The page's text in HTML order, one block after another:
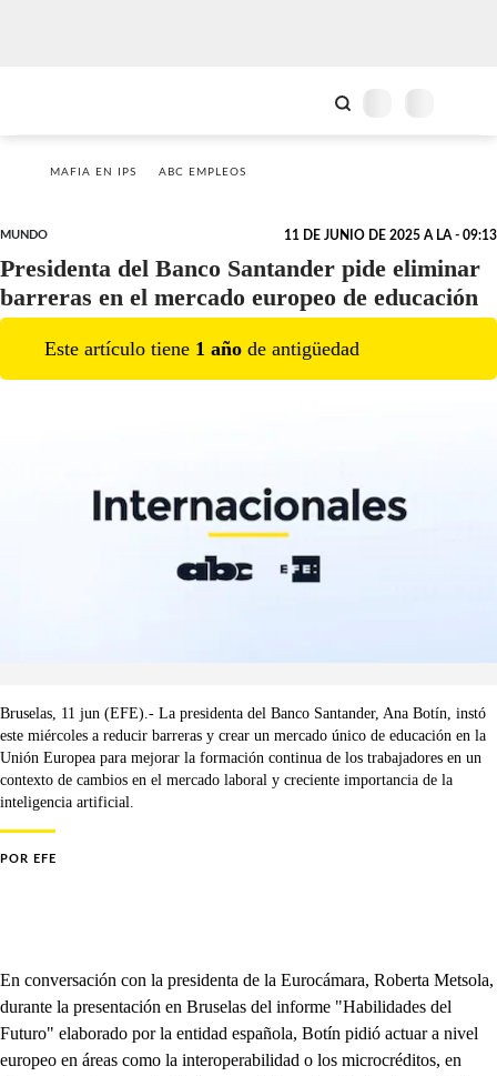
MAFIA EN IPS ABC EMPLEOS
MUNDO 11 DE JUNIO DE 2025 A LA - 09:13
Presidenta del Banco Santander pide eliminar
barreras en el mercado europeo de educación
Este artículo tiene 1 año de antigüedad
Bruselas, 11 jun (EFE).- La presidenta del Banco Santander, Ana Botín, instó
este miércoles a reducir barreras y crear un mercado único de educación en la
Unión Europea para mejorar la formación continua de los trabajadores en un
contexto de cambios en el mercado laboral y creciente importancia de la
inteligencia artificial.
POR EFE
En conversación con la presidenta de la Eurocámara, Roberta Metsola,
durante la presentación en Bruselas del informe "Habilidades del
Futuro" elaborado por la entidad española, Botín pidió actuar a nivel
europeo en áreas como la interoperabilidad o los microcréditos, en